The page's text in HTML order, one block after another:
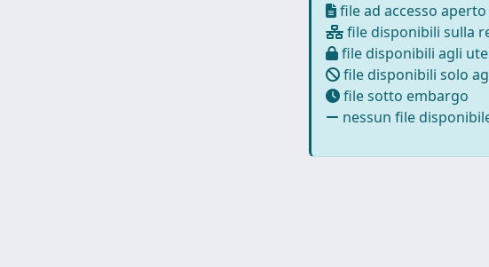
file ad accesso aperto
file disponibili sulla
file disponibili agli
file disponibili solo
file sotto embargo
nessun file